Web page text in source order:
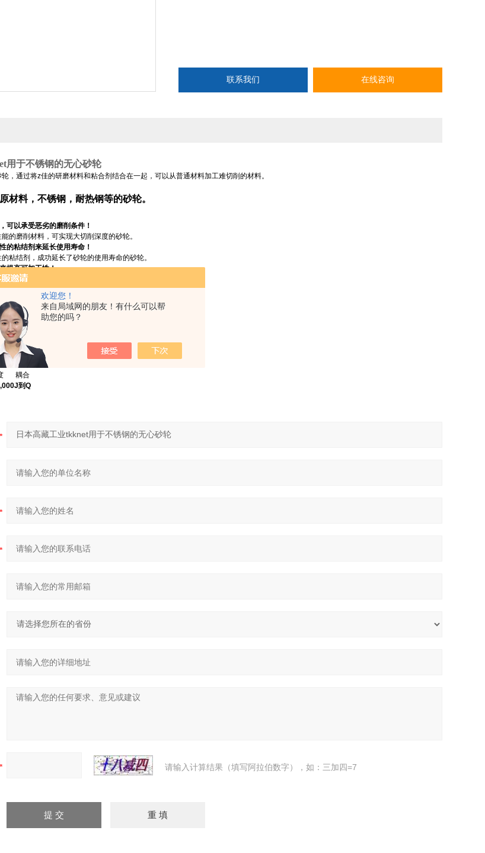
欢迎您！
来自局域网的朋友！有什么可以帮
助您的吗？
联系我们 在线咨询
用于不锈钢的无心砂轮
，通过将z佳的研磨材料和粘合剂结合在一起，可以从普通材料加工难切削的材料。
材料，不锈钢，耐热钢等的砂轮。
可以承受恶劣的磨削条件！
的磨削材料，可实现大切削深度的砂轮。
的粘结剂来延长使用寿命！
粘结剂，成功延长了砂轮的使用寿命的砂轮。
提高可加工性！
利度的砂轮。
面粗糙度！
两层磨石和具有出色表面粗糙度的细颗粒磨石。
）等
用于不锈钢的无心砂轮
耦合
J到Q
请输入计算结果（填写阿拉伯数字），如：三加四=7